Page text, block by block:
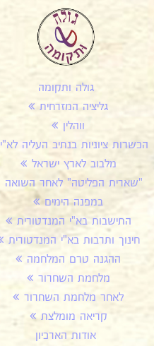
גולה ותקומה
גליציה המזרחית
ווהלין
הכשרות ציוניות בנתיב העליה לא"י
מלבוב לארץ ישראל
"שארית הפליטה" לאחר השואה
במפנה הימים
התישבות בא"י המנדטורית
חינוך ותרבות בא"י המנדטורית
ההגנה טרם המלחמה
מלחמת השחרור
לאחר מלחמת השחרור
קריאה מומלצת
אודות הארכיון